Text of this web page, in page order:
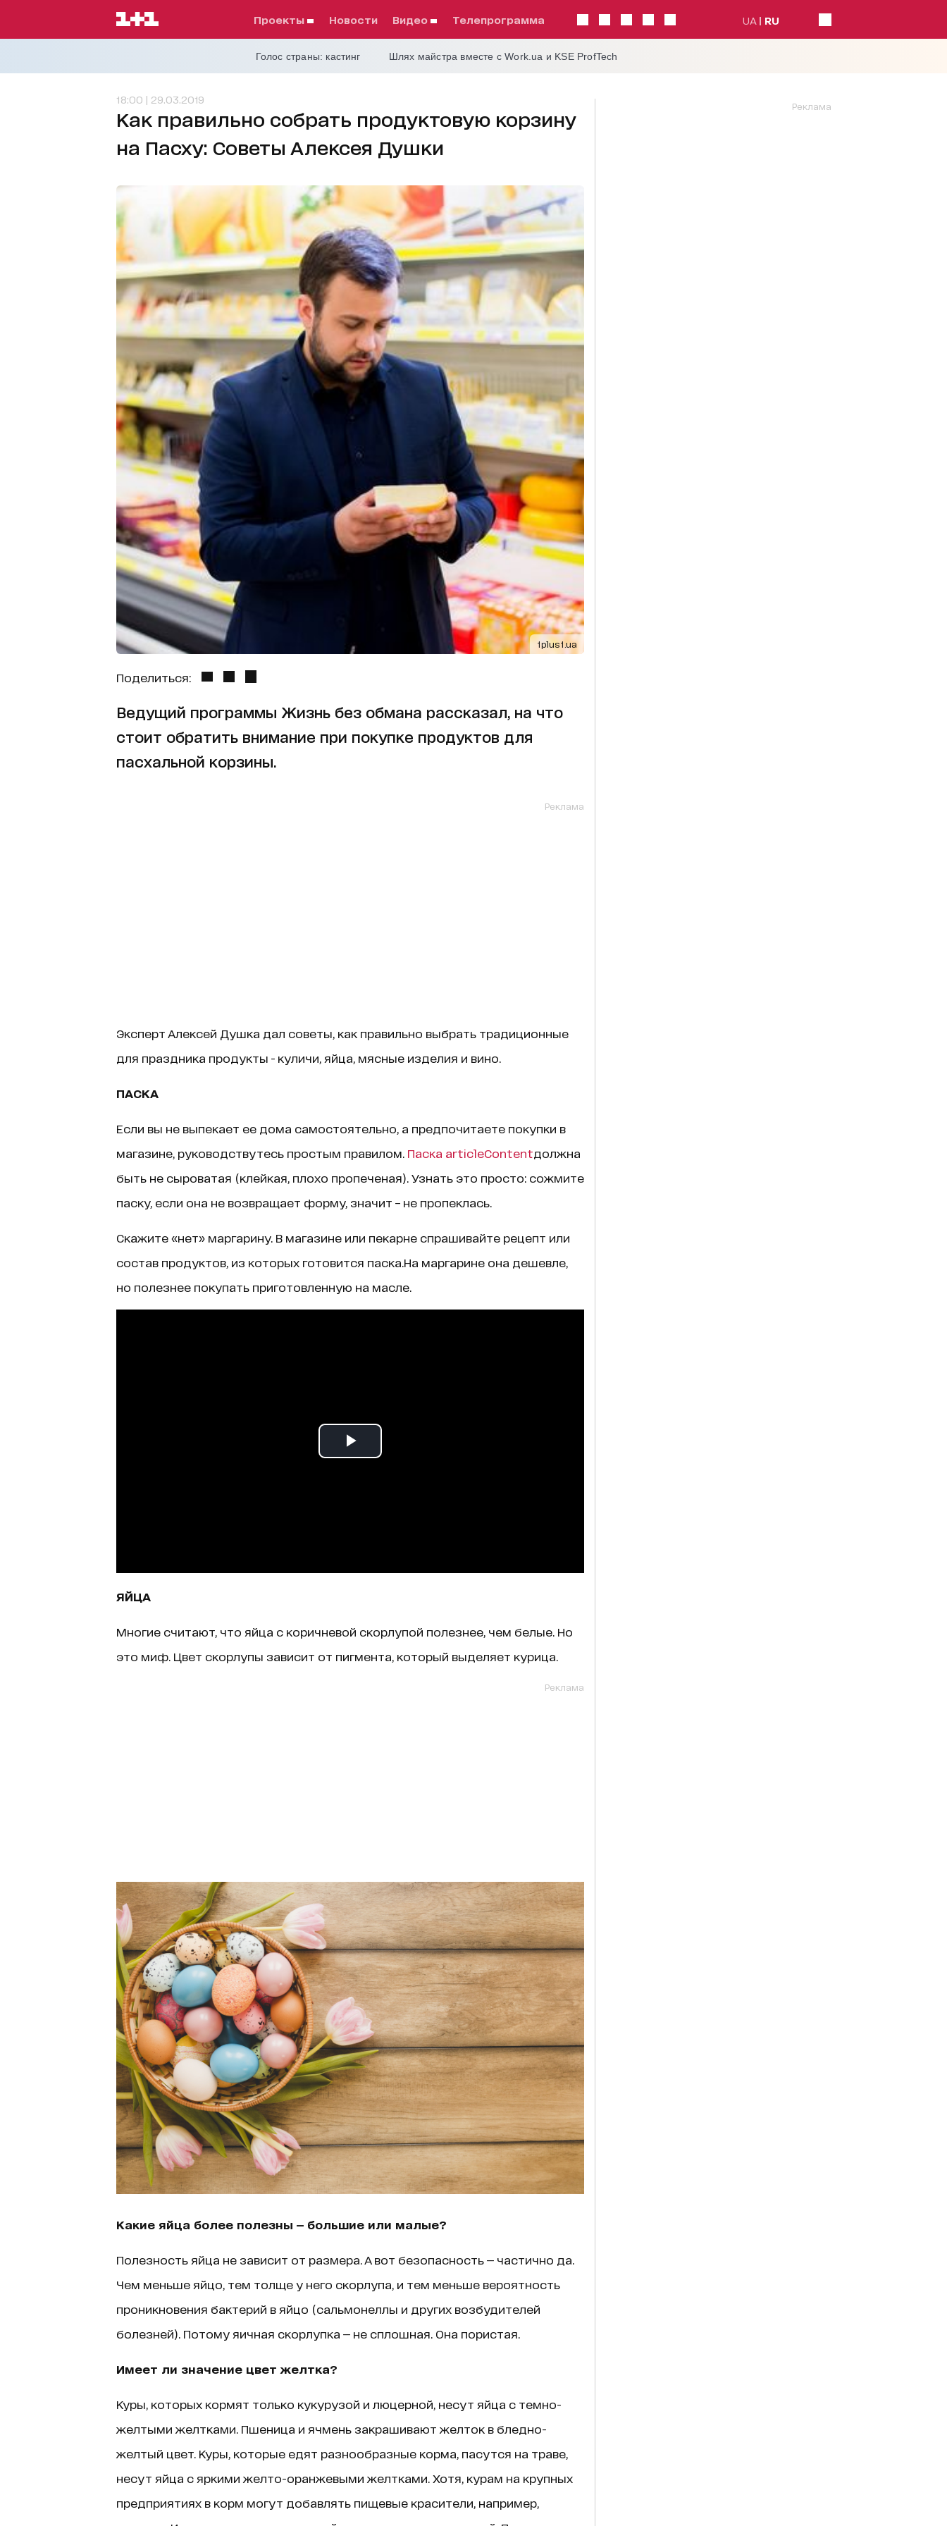
проекты Новости видео телепрограмма UA RU
Голос страны: кастинг Шлях майстра вместе с Work.ua и KSE ProfTech
18:00 | 29.03.2019
Как правильно собрать продуктовую корзину
на Пасху: Советы Алексея Душки
1plus1.ua
Поделиться:
Ведущий программы Жизнь без обмана рассказал, на что
стоит обратить внимание при покупке продуктов для
пасхальной корзины.
Реклама
Эксперт Алексей Душка дал советы, как правильно выбрать традиционные
для праздника продукты - куличи, яйца, мясные изделия и вино.
ПАСКА
Если вы не выпекает ее дома самостоятельно, а предпочитаете покупки в
магазине, руководствутесь простым правилом. Паска articleContentдолжна
быть не сыроватая (клейкая, плохо пропеченая). Узнать это просто: сожмите
паску, если она не возвращает форму, значит – не пропеклась.
Скажите «нет» маргарину. В магазине или пекарне спрашивайте рецепт или
состав продуктов, из которых готовится паска.На маргарине она дешевле,
но полезнее покупать приготовленную на масле.
ЯЙЦА
Многие считают, что яйца с коричневой скорлупой полезнее, чем белые. Но
это миф. Цвет скорлупы зависит от пигмента, который выделяет курица.
Реклама
Какие яйца более полезны — большие или малые?
Полезность яйца не зависит от размера. А вот безопасность — частично да.
Чем меньше яйцо, тем толще у него скорлупа, и тем меньше вероятность
проникновения бактерий в яйцо (сальмонеллы и других возбудителей
болезней). Потому яичная скорлупка — не сплошная. Она пористая.
Имеет ли значение цвет желтка?
Куры, которых кормят только кукурузой и люцерной, несут яйца с темно-
желтыми желтками. Пшеница и ячмень закрашивают желток в бледно-
желтый цвет. Куры, которые едят разнообразные корма, пасутся на траве,
несут яйца с яркими желто-оранжевыми желтками. Хотя, курам на крупных
предприятиях в корм могут добавлять пищевые красители, например,
Реклама